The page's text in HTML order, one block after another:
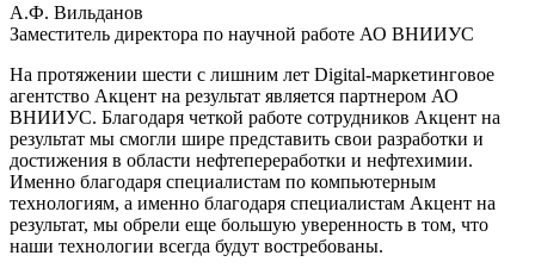
А.Ф. Вильданов
Заместитель директора по научной работе АО ВНИИУС
На протяжении шести с лишним лет Digital-маркетинговое
агентство Акцент на результат является партнером АО
ВНИИУС. Благодаря четкой работе сотрудников Акцент на
результат мы смогли шире представить свои разработки и
достижения в области нефтепереработки и нефтехимии.
Именно благодаря специалистам по компьютерным
технологиям, а именно благодаря специалистам Акцент на
результат, мы обрели еще большую уверенность в том, что
наши технологии всегда будут востребованы.